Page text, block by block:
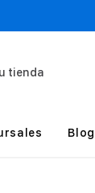
tienda
Blog